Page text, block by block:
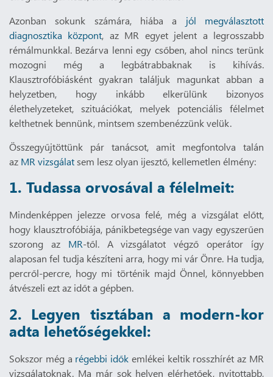
Azonban sokunk számára, hiába a jól megválasztott
diagnosztika központ, az MR egyet jelent a legrosszabb
rémálmunkkal. Bezárva lenni egy csőben, ahol nincs terünk
mozogni még a legbátrabbaknak is kihívás.
Klausztrofóbiásként gyakran találjuk magunkat abban a
helyzetben, hogy inkább elkerülünk bizonyos
élethelyzeteket, szituációkat, melyek potenciális félelmet
kelthetnek bennünk, mintsem szembenézzünk velük.
Összegyűjtöttünk pár tanácsot, amit megfontolva talán
az MR vizsgálatsem lesz olyan ijesztő, kellemetlen élmény:
1. Tudassa orvosával a félelmeit:
Mindenképpen jelezze orvosa felé, még a vizsgálat előtt,
hogy klausztrofóbiája, pánikbetegsége van vagy egyszerűen
szorong az MR-től. A vizsgálatot végző operátor így
alaposan fel tudja készíteni arra, hogy mi vár Önre. Ha tudja,
percről-percre, hogy mi történik majd Önnel, könnyebben
átvészeli ezt az időt a gépben.
2. Legyen tisztában a modern-kor
adta lehetőségekkel:
Sokszor még a régebbi idők emlékei keltik rosszhírét az MR
vizsgálatoknak. Ma már sok helyen elérhetőek, nyitottabb,